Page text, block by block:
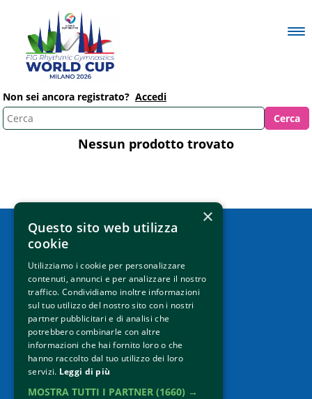
Non sei ancora registrato? Accedi
Nessun prodotto trovato
Contatti
P.IVA 01133440410
Privacy Policy
Credits
×
Questo sito web utilizza
cookie
Utilizziamo i cookie per personalizzare
contenuti, annunci e per analizzare il nostro
traffico. Condividiamo inoltre informazioni
sul tuo utilizzo del nostro sito con i nostri
partner pubblicitari e di analisi che
potrebbero combinarle con altre
informazioni che hai fornito loro o che
hanno raccolto dal tuo utilizzo dei loro
servizi. Leggi di più
MOSTRA TUTTI I PARTNER (1660) →